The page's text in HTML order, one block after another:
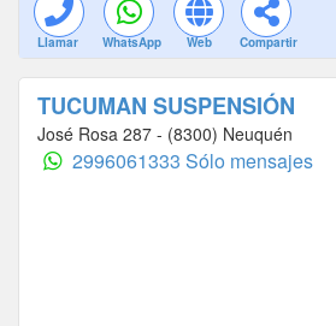
Llamar WhatsApp Web Compartir
TUCUMAN SUSPENSIÓN
José Rosa 287 - (8300) Neuquén
2996061333 Sólo mensajes